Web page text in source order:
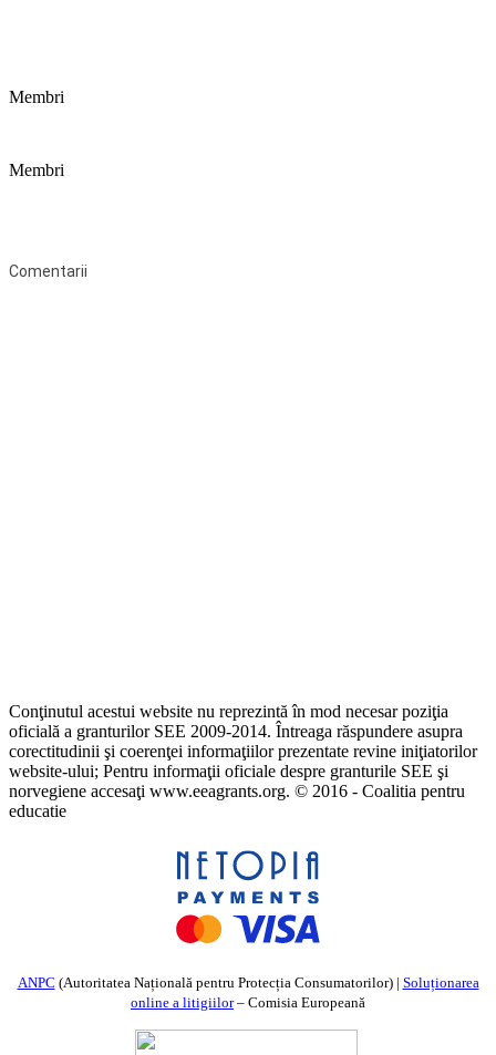
Membri
Membri
Comentarii
Conţinutul acestui website nu reprezintă în mod necesar poziţia
oficială a granturilor SEE 2009-2014. Întreaga răspundere asupra
corectitudinii şi coerenţei informaţiilor prezentate revine iniţiatorilor
website-ului; Pentru informaţii oficiale despre granturile SEE şi
norvegiene accesaţi www.eeagrants.org. © 2016 - Coalitia pentru
educatie
ANPC (Autoritatea Națională pentru Protecția Consumatorilor) | Soluționarea
online a litigiilor– Comisia Europeană